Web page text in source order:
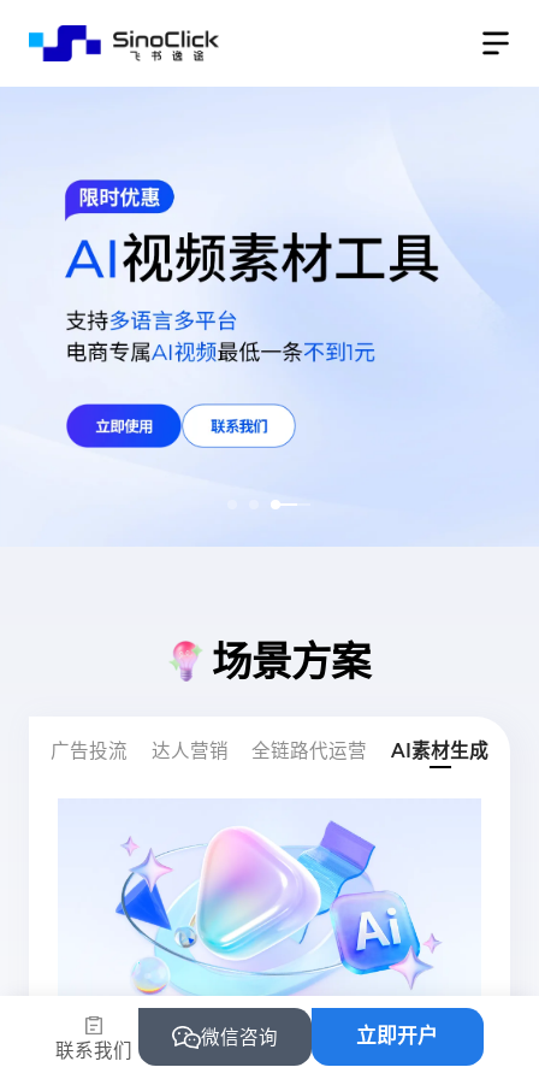
场景方案
广告投流 达人营销 全链路代运营 AI素材生成
不懂平台规则和运营？流量增长难？
联系我们
微信咨询 立即开户